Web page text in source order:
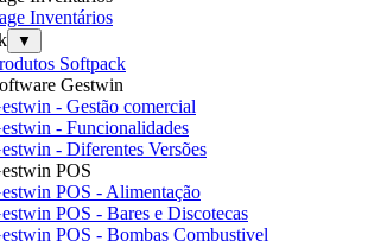
Inventários
▼
Softpack
Gestwin
- Gestão comercial
- Funcionalidades
- Diferentes Versões
POS
POS - Alimentação
POS - Bares e Discotecas
POS - Bombas Combustivel